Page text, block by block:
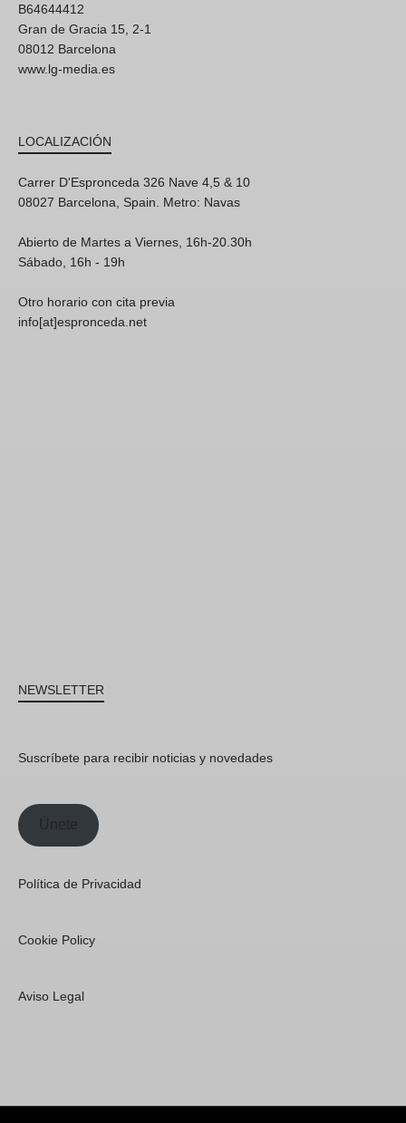
B64644412
Gran de Gracia 15, 2-1
08012 Barcelona
www.lg-media.es
LOCALIZACIÓN
Carrer D'Espronceda 326 Nave 4,5 & 10
08027 Barcelona, Spain. Metro: Navas
Abierto de Martes a Viernes, 16h-20.30h
Sábado, 16h - 19h
Otro horario con cita previa
info[at]espronceda.net
NEWSLETTER
Suscríbete para recibir noticias y novedades
Únete
Política de Privacidad
Cookie Policy
Aviso Legal